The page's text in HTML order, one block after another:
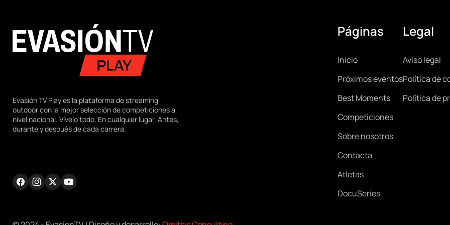
Evasión TV Play es la plataforma de streaming
outdoor con la mejor selección de competiciones a
nivel nacional. Vívelo todo. En cualquier lugar. Antes,
durante y después de cada carrera.
RRSS
Facebook
Instagram
TwitterYoutube
Páginas
Main
navigation
Inicio
Próximos eventos
Best Moments
Competiciones
Sobre nosotros
Contacta
Atletas
DocuSeries
Legal
Legal
Aviso legal
Política de
Política de